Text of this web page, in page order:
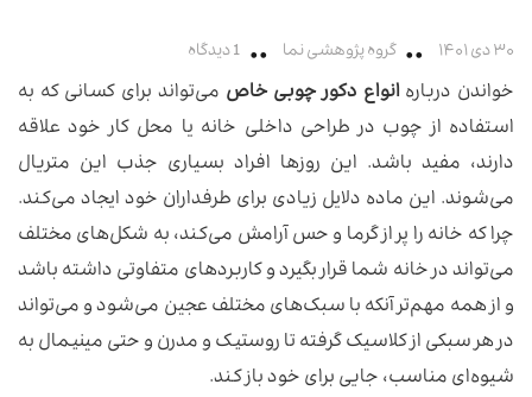
۳۰ دی ۱۴۰۱ گروه پژوهشی نما 1 دیدگاه
خواندن درباره انواع دکور چوبی خاص می‌تواند برای کسانی که به
استفاده از چوب در طراحی داخلی خانه یا محل کار خود علاقه
دارند، مفید باشد. این روزها افراد بسیاری جذب این متریال
می‌شوند. این ماده دلایل زیادی برای طرفداران خود ایجاد می‌کند.
چرا که خانه را پر از گرما و حس آرامش می‌کند، به شکل‌های مختلف
می‌تواند در خانه شما قرار بگیرد و کاربردهای متفاوتی داشته باشد
و از همه مهم‌تر آنکه با سبک‌های مختلف عجین می‌شود و می‌تواند
در هر سبکی از کلاسیک گرفته تا روستیک و مدرن و حتی مینیمال به
شیوه‌ای مناسب، جایی برای خود باز کند.